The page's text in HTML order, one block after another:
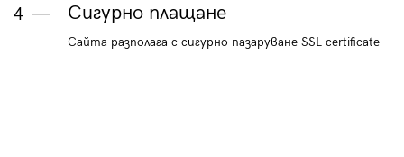
4 Сигурно плащане
Сайта разполага с сигурно пазаруване SSL certificate